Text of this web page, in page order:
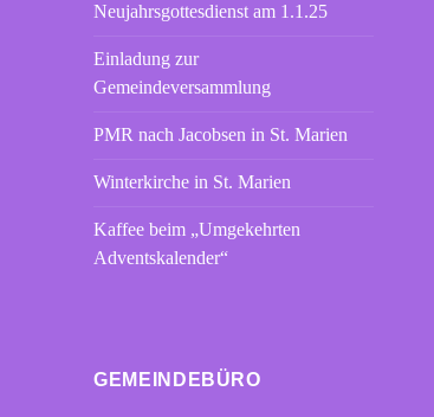
Neujahrsgottesdienst am 1.1.25
Einladung zur
Gemeindeversammlung
PMR nach Jacobsen in St. Marien
Winterkirche in St. Marien
Kaffee beim „Umgekehrten
Adventskalender“
GEMEINDEBÜRO